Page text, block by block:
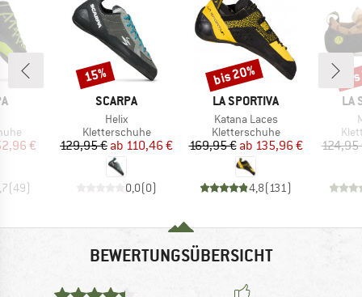
Preis
€
(49)
MARKE
SCARPA
Artikel
Helix
Produktgruppe
Kletterschuhe
Preis
129,95 € reduzierter Preis
ab 110,46 €
0,0(0)
Rabatt
15%
MARKE
LA SPORTIVA
Artikel
Katana Laces
Produktgruppe
Kletterschuhe
Preis
169,95 € reduzierter Preis
ab 135,96 €
4,8(131)
Rabatt
bis 20%
LA
124,95
BEWERTUNGSÜBERSICHT